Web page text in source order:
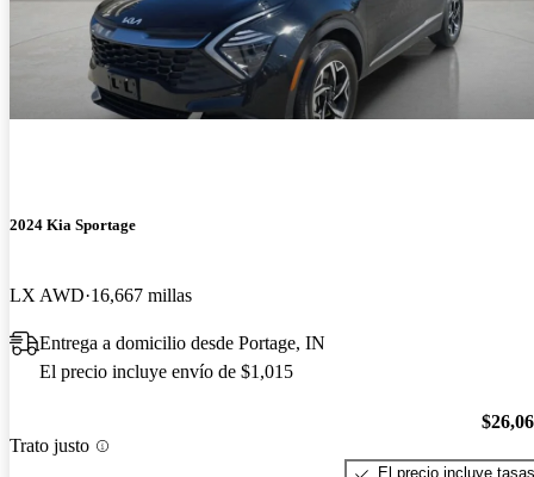
2024 Kia Sportage
LX AWD 16,667 millas
Entrega a domicilio desde Portage, IN
El precio incluye envío de $1,015
Trato justo
El precio incluye tasas